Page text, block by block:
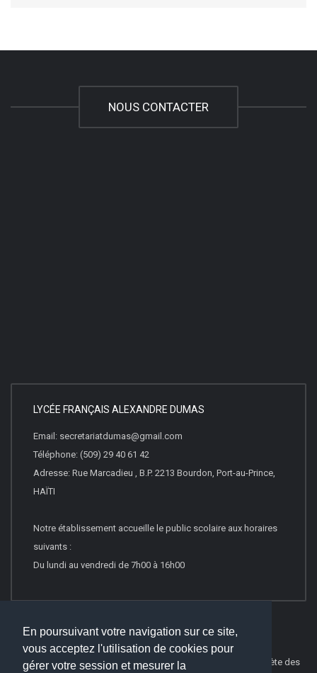
En poursuivant votre navigation sur ce site,
vous acceptez l'utilisation de cookies pour
gérer votre session et mesurer la
NOUS CONTACTER
LYCÉE FRANÇAIS ALEXANDRE DUMAS
Email: secretariatdumas@gmail.com
Téléphone: (509) 29 40 61 42
Adresse: Rue Marcadieu , B.P. 2213 Bourdon, Port-au-Prince,
HAÏTI
Notre établissement accueille le public scolaire aux horaires
suivants :
Du lundi au vendredi de 7h00 à 16h00
© 2016 Websco Innovations -Mentions Légales Liste Complète des